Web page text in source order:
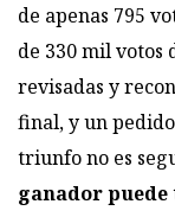
de apenas 795
de 330 mil votos
revisadas y
final, y un
triunfo no es
ganador